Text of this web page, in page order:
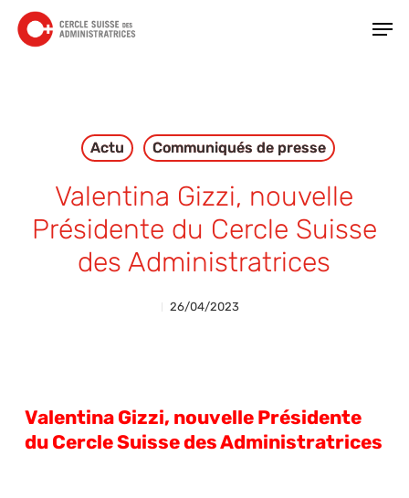
main
Actu Communiqués de presse
Valentina Gizzi, nouvelle
Présidente du Cercle Suisse
des Administratrices
26/04/2023
Valentina Gizzi, nouvelle Présidente
du Cercle Suisse des Administratrices